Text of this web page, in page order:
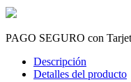
PAGO SEGURO con
Descripción
Detalles del producto